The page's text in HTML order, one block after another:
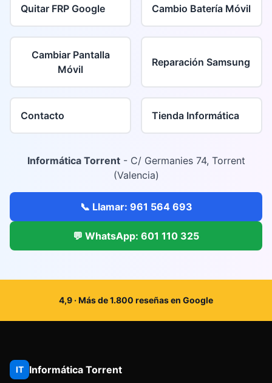
Quitar FRP Google Cambio Batería Móvil
Cambiar Pantalla
Móvil
Reparación Samsung
Contacto Tienda Informática
Informática Torrent- C/ Germanies 74, Torrent
(Valencia)
📞 Llamar: 961 564 693
💬 WhatsApp: 601 110 325
4,9 · Más de 1.800 reseñas en Google
IT Informática Torrent